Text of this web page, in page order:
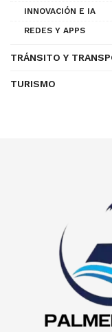
INNOVACIÓN E IA
REDES Y APPS
TRÁNSITO Y
TURISMO